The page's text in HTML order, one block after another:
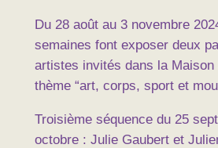
Du 28 août au 3 novembre
semaines font exposer deux
artistes invités dans la Maison
thème “art, corps, sport et
Troisième séquence du 25
octobre : Julie Gaubert et